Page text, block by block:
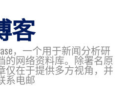
客
，一个用于新闻分析研
的网络资料库。除署名原
仅在于提供多方视角，并
系电邮